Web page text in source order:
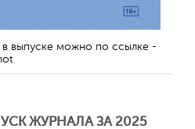
в выпуске можно по ссылке -
ЖУРНАЛА ЗА 2025